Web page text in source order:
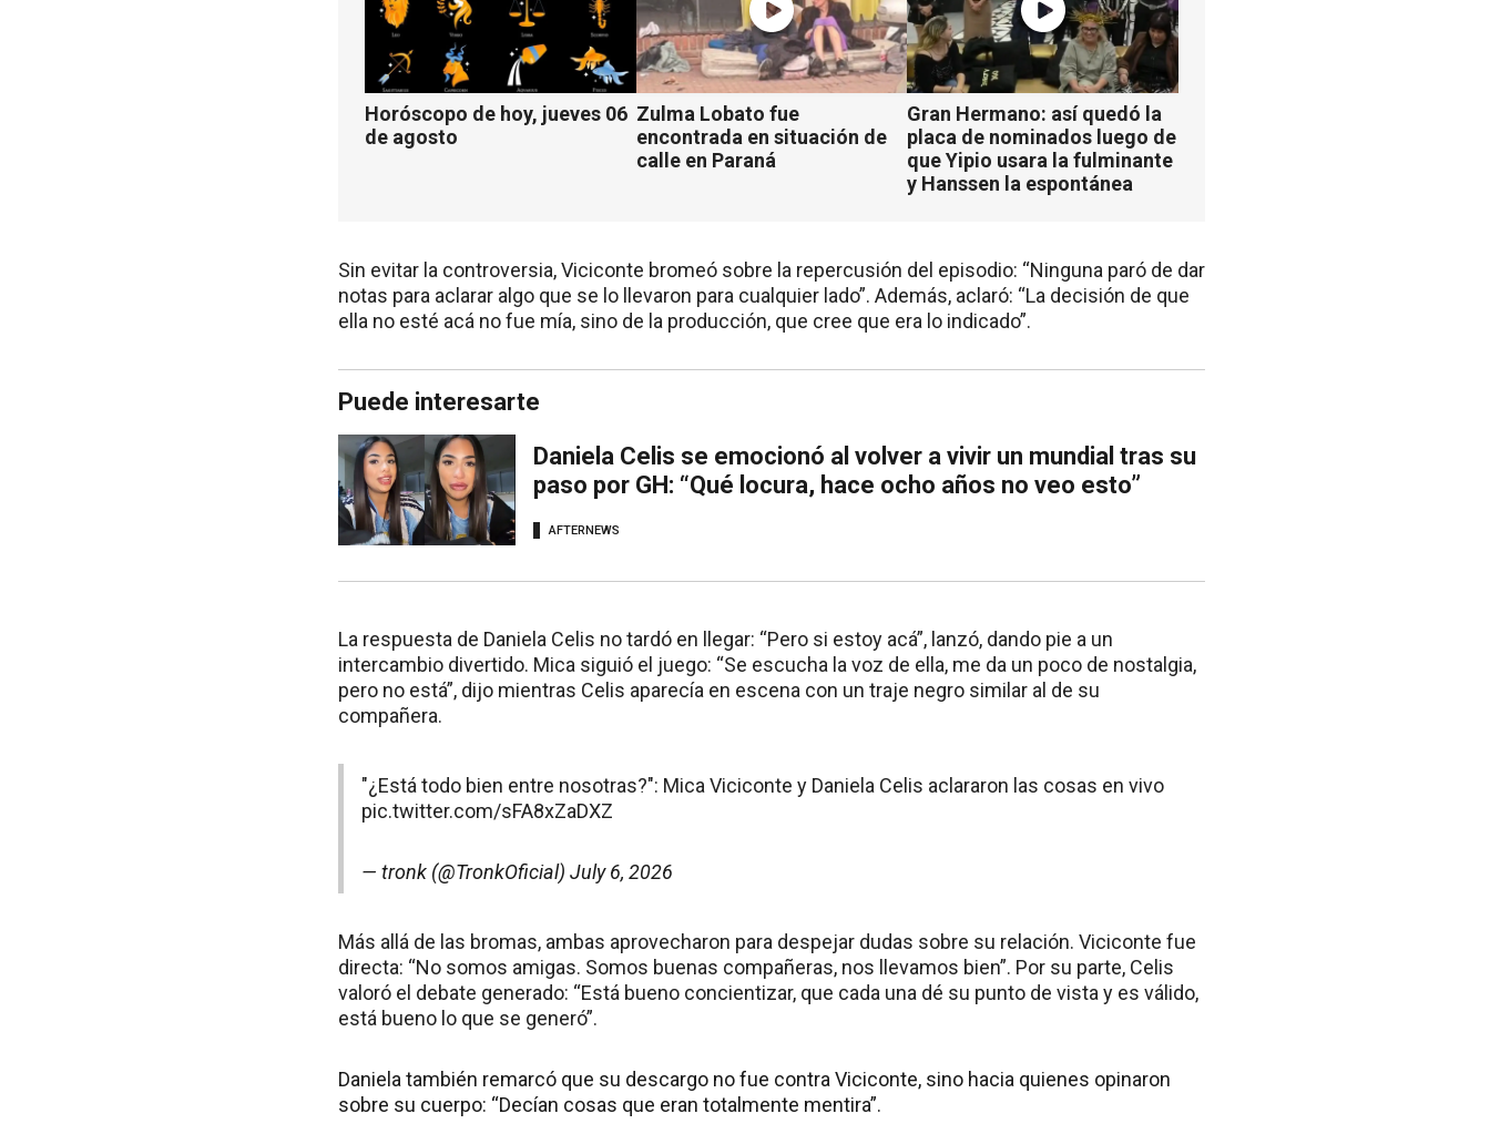
Horóscopo de hoy, jueves 06
de agosto
Zulma Lobato fue
encontrada en situación de
calle en Paraná
Gran Hermano: así quedó la
placa de nominados luego de
que Yipio usara la fulminante
y Hanssen la espontánea
Sin evitar la controversia, Viciconte bromeó sobre la repercusión del episodio: “Ninguna paró de dar
notas para aclarar algo que se lo llevaron para cualquier lado”. Además, aclaró: “La decisión de que
ella no esté acá no fue mía, sino de la producción, que cree que era lo indicado”.
Puede interesarte
Daniela Celis se emocionó al volver a vivir un mundial tras su
paso por GH: “Qué locura, hace ocho años no veo esto”
AFTERNEWS
La respuesta de Daniela Celis no tardó en llegar: “Pero si estoy acá”, lanzó, dando pie a un
intercambio divertido. Mica siguió el juego: “Se escucha la voz de ella, me da un poco de nostalgia,
pero no está”, dijo mientras Celis aparecía en escena con un traje negro similar al de su
compañera.
"¿Está todo bien entre nosotras?": Mica Viciconte y Daniela Celis aclararon las cosas en vivo
pic.twitter.com/sFA8xZaDXZ
— tronk (@TronkOficial) July 6, 2026
Más allá de las bromas, ambas aprovecharon para despejar dudas sobre su relación. Viciconte fue
directa: “No somos amigas. Somos buenas compañeras, nos llevamos bien”. Por su parte, Celis
valoró el debate generado: “Está bueno concientizar, que cada una dé su punto de vista y es válido,
está bueno lo que se generó”.
Daniela también remarcó que su descargo no fue contra Viciconte, sino hacia quienes opinaron
sobre su cuerpo: “Decían cosas que eran totalmente mentira”.